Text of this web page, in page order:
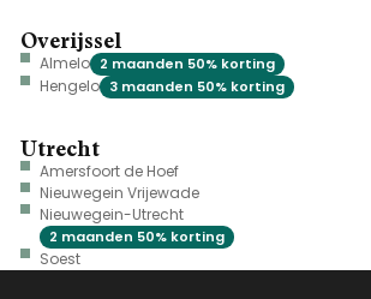
Overijssel
Almelo 2 maanden 50% korting
Hengelo 3 maanden 50% korting
Utrecht
Amersfoort de Hoef
Nieuwegein Vrijewade
Nieuwegein-Utrecht
2 maanden 50% korting
Soest